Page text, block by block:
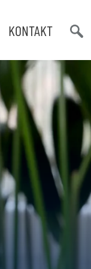
KONTAKT